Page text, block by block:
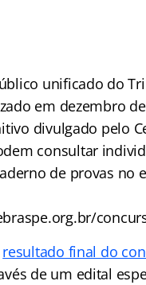
unificado do
em dezembro
divulgado pelo
consultar
de provas no
resultado final do
de um edital